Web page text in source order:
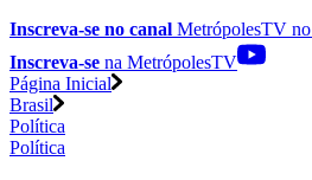
Inscreva-se no canal MetrópolesTV no
Inscreva-se na MetrópolesTV
Página Inicial
Brasil
Política
Política